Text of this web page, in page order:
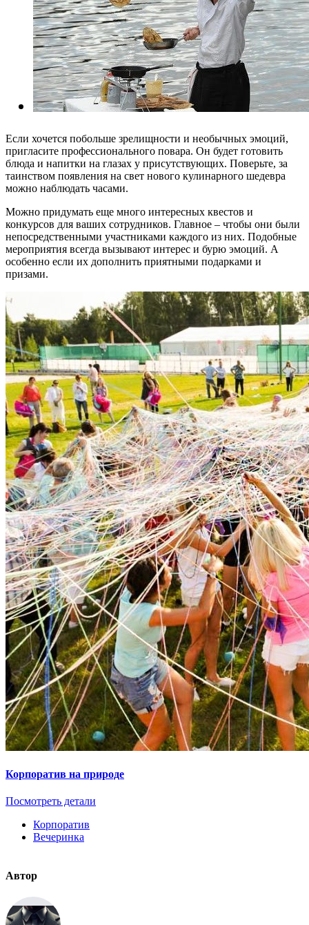
Если хочется побольше зрелищности и необычных эмоций,
пригласите профессионального повара. Он будет готовить
блюда и напитки на глазах у присутствующих. Поверьте, за
таинством появления на свет нового кулинарного шедевра
можно наблюдать часами.
Можно придумать еще много интересных квестов и
конкурсов для ваших сотрудников. Главное – чтобы они были
непосредственными участниками каждого из них. Подобные
мероприятия всегда вызывают интерес и бурю эмоций. А
особенно если их дополнить приятными подарками и
призами.
Корпоратив на природе
Посмотреть детали
Корпоратив
Вечеринка
Автор